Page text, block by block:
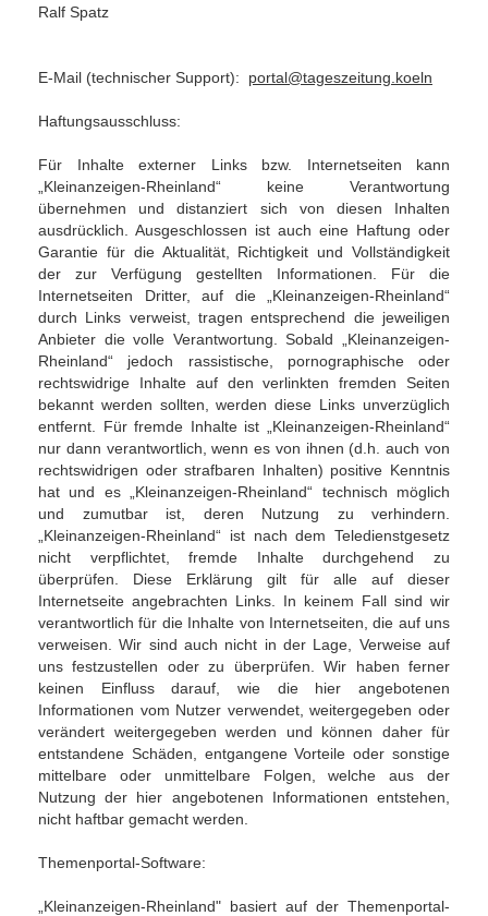
Ralf Spatz
E-Mail (technischer Support): portal@tageszeitung.koeln
Haftungsausschluss:
Für Inhalte externer Links bzw. Internetseiten kann
„Kleinanzeigen-Rheinland“ keine Verantwortung
übernehmen und distanziert sich von diesen Inhalten
ausdrücklich. Ausgeschlossen ist auch eine Haftung oder
Garantie für die Aktualität, Richtigkeit und Vollständigkeit
der zur Verfügung gestellten Informationen. Für die
Internetseiten Dritter, auf die „Kleinanzeigen-Rheinland“
durch Links verweist, tragen entsprechend die jeweiligen
Anbieter die volle Verantwortung. Sobald „Kleinanzeigen-
Rheinland“ jedoch rassistische, pornographische oder
rechtswidrige Inhalte auf den verlinkten fremden Seiten
bekannt werden sollten, werden diese Links unverzüglich
entfernt. Für fremde Inhalte ist „Kleinanzeigen-Rheinland“
nur dann verantwortlich, wenn es von ihnen (d.h. auch von
rechtswidrigen oder strafbaren Inhalten) positive Kenntnis
hat und es „Kleinanzeigen-Rheinland“ technisch möglich
und zumutbar ist, deren Nutzung zu verhindern.
„Kleinanzeigen-Rheinland“ ist nach dem Teledienstgesetz
nicht verpflichtet, fremde Inhalte durchgehend zu
überprüfen. Diese Erklärung gilt für alle auf dieser
Internetseite angebrachten Links. In keinem Fall sind wir
verantwortlich für die Inhalte von Internetseiten, die auf uns
verweisen. Wir sind auch nicht in der Lage, Verweise auf
uns festzustellen oder zu überprüfen. Wir haben ferner
keinen Einfluss darauf, wie die hier angebotenen
Informationen vom Nutzer verwendet, weitergegeben oder
verändert weitergegeben werden und können daher für
entstandene Schäden, entgangene Vorteile oder sonstige
mittelbare oder unmittelbare Folgen, welche aus der
Nutzung der hier angebotenen Informationen entstehen,
nicht haftbar gemacht werden.
Themenportal-Software:
„Kleinanzeigen-Rheinland" basiert auf der Themenportal-